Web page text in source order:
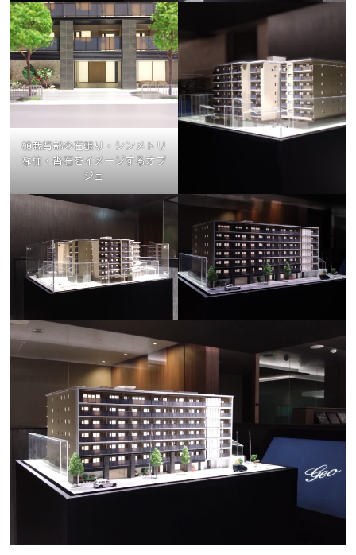
植栽背部の石張り・シンメトリ
な柱・沓石をイメージするオブ
ジェ